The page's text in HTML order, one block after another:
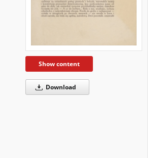
Show content
Download